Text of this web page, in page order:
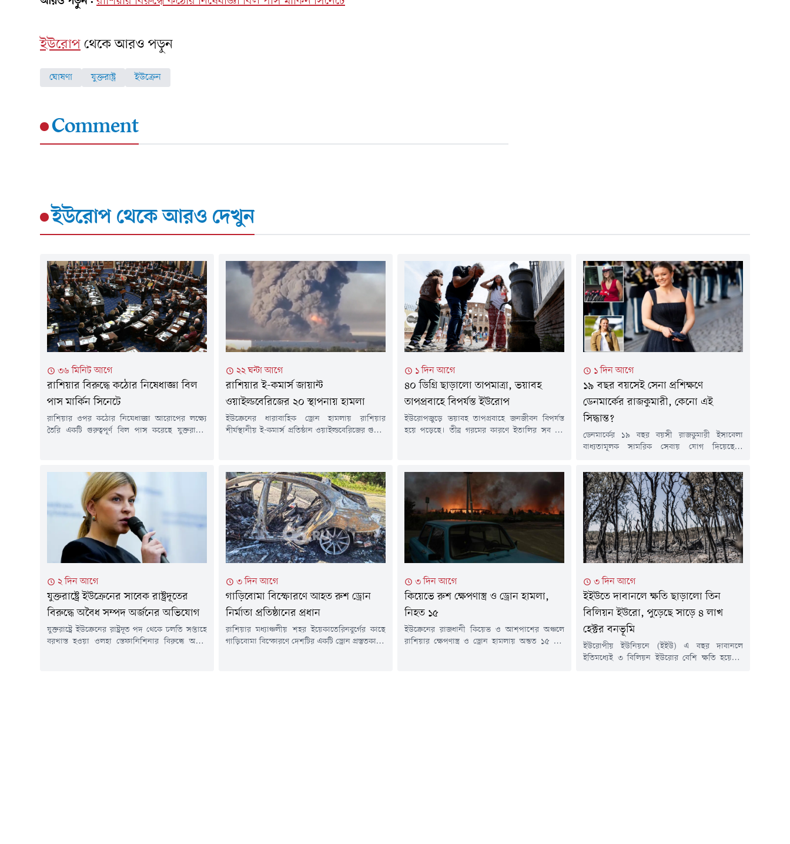
ইউরোপথেকে আরও পড়ুন
ঘোষণা যুক্তরাষ্ট্র ইউক্রেন
Comment
ইউরোপথেকে আরও দেখুন
৩৬ মিনিট আগে
রাশিয়ার বিরুদ্ধে কঠোর নিষেধাজ্ঞা বিল
পাস মার্কিন সিনেটে
রাশিয়ার ওপর কঠোর নিষেধাজ্ঞা আরোপের লক্ষ্যে
তৈরি একটি গুরুত্বপূর্ণ বিল পাস করেছে যুক্তরাষ্ট্রের
অ্যান্ড ইরান অ্যাক্ট অব ২০২৬' নামের বিলটি সিনেটে
৮৬-১১ ভোটে অনুমোদন পায়। বিলটির অন্যতম
উদ্যোক্তা ছিলেন দক্ষিণ...
২২ ঘন্টা আগে
রাশিয়ার ই-কমার্স জায়ান্ট
ওয়াইল্ডবেরিজের ২০ স্থাপনায় হামলা
ইউক্রেনের ধারাবাহিক ড্রোন হামলায় রাশিয়ার
শীর্ষস্থানীয় ই-কমার্স প্রতিষ্ঠান ওয়াইল্ডবেরিজের গুদাম
শুক্রবার (৭ আগস্ট) বার্তা সংস্থা রয়টার্সের প্রতিবেদনে
বলা হয়, গত ১৮ জুলাই থেকে রাশিয়ার বিভিন্ন
এলাকায় ওয়াইল্ডবেরিজের গুদাম লক্ষ্য করে প্রায়...
১ দিন আগে
৪০ ডিগ্রি ছাড়ালো তাপমাত্রা, ভয়াবহ
তাপপ্রবাহে বিপর্যস্ত ইউরোপ
ইউরোপজুড়ে ভয়াবহ তাপপ্রবাহে জনজীবন বিপর্যস্ত
হয়ে পড়েছে। তীব্র গরমের কারণে ইতালির সব বড়
এবং ইউরোপের বিভিন্ন দেশে বিদ্যুৎ ও পরিবহন
ব্যবস্থায় বড় ধরনের চাপ তৈরি হয়েছে।চলমান
তাপপ্রবাহে ইউরোপের বেশ...
১ দিন আগে
১৯ বছর বয়সেই সেনা প্রশিক্ষণে
ডেনমার্কের রাজকুমারী, কেনো এই
সিদ্ধান্ত?
ডেনমার্কের ১৯ বছর বয়সী রাজকুমারী ইসাবেলা
বাধ্যতামূলক সামরিক সেবায় যোগ দিয়েছেন।
প্রতিরক্ষা সক্ষমতা বাড়ানোর অংশ হিসেবে দেশটি
যখন সামরিক নিয়োগ সম্প্রসারণ করছে, ঠিক সেই
সময় রাজপরিবারের এই সদস্যের সেনাবাহিনীতে
যোগ দেওয়া ব্যাপক আলোচনার জন্ম দিয়েছে।
রাজকুমারী ইসাবেলা ডেনমার্কের রাজা দশম ফ্রেডেরিক
ও রানি মেরির কন্যা। রাজপরিবারের...
২ দিন আগে
যুক্তরাষ্ট্রে ইউক্রেনের সাবেক রাষ্ট্রদূতের
বিরুদ্ধে অবৈধ সম্পদ অর্জনের অভিযোগ
যুক্তরাষ্ট্রে ইউক্রেনের রাষ্ট্রদূত পদ থেকে চলতি সপ্তাহে
বরখাস্ত হওয়া ওলহা স্তেফানিশিনার বিরুদ্ধে অবৈধ
৩ দিন আগে
গাড়িবোমা বিস্ফোরণে আহত রুশ ড্রোন
নির্মাতা প্রতিষ্ঠানের প্রধান
রাশিয়ার মধ্যাঞ্চলীয় শহর ইয়েকাতেরিনবুর্গের কাছে
গাড়িবোমা বিস্ফোরণে দেশটির একটি ড্রোন প্রস্তুতকারক
৩ দিন আগে
কিয়েভে রুশ ক্ষেপণাস্ত্র ও ড্রোন হামলা,
নিহত ১৫
ইউক্রেনের রাজধানী কিয়েভ ও আশপাশের অঞ্চলে
রাশিয়ার ক্ষেপণাস্ত্র ও ড্রোন হামলায় অন্তত ১৫ জন
৩ দিন আগে
ইইউতে দাবানলে ক্ষতি ছাড়ালো তিন
বিলিয়ন ইউরো, পুড়েছে সাড়ে ৪ লাখ
হেক্টর বনভূমি
ইউরোপীয় ইউনিয়নে (ইইউ) এ বছর দাবানলে
ইতিমধ্যেই ৩ বিলিয়ন ইউরোর বেশি ক্ষতি হয়েছে।